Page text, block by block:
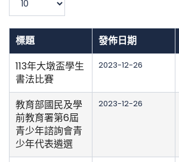
數
目
標題 發佈日期
113年大墩盃學生
書法比賽
2023-12-26
教育部國民及學
前教育署第6屆
青少年諮詢會青
少年代表遴選
2023-12-26